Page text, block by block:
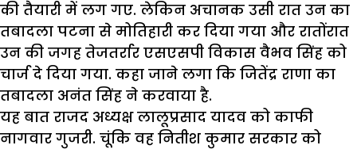
की तैयारी में लग गए. लेकिन अचानक उसी रात उन का
तबादला पटना से मोतिहारी कर दिया गया और रातोंरात
उन की जगह तेजतर्रार एसएसपी विकास वैभव सिंह को
चार्ज दे दिया गया. कहा जाने लगा कि जितेंद्र राणा का
तबादला अनंत सिंह ने करवाया है.
यह बात राजद अध्यक्ष लालूप्रसाद यादव को काफी
नागवार गुजरी. चूंकि वह नितीश कुमार सरकार को